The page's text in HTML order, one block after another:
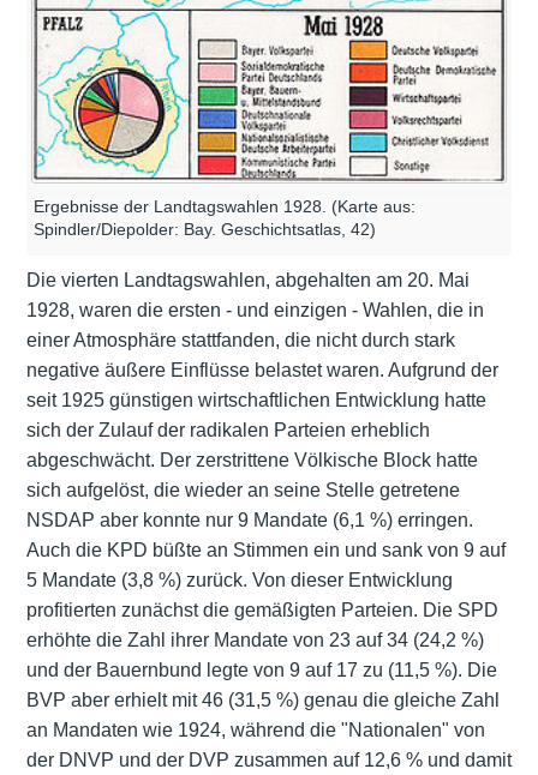
Ergebnisse der Landtagswahlen 1928. (Karte aus:
Spindler/Diepolder: Bay. Geschichtsatlas, 42)
Die vierten Landtagswahlen, abgehalten am 20. Mai
1928, waren die ersten - und einzigen - Wahlen, die in
einer Atmosphäre stattfanden, die nicht durch stark
negative äußere Einflüsse belastet waren. Aufgrund der
seit 1925 günstigen wirtschaftlichen Entwicklung hatte
sich der Zulauf der radikalen Parteien erheblich
abgeschwächt. Der zerstrittene Völkische Block hatte
sich aufgelöst, die wieder an seine Stelle getretene
NSDAP aber konnte nur 9 Mandate (6,1 %) erringen.
Auch die KPD büßte an Stimmen ein und sank von 9 auf
5 Mandate (3,8 %) zurück. Von dieser Entwicklung
profitierten zunächst die gemäßigten Parteien. Die SPD
erhöhte die Zahl ihrer Mandate von 23 auf 34 (24,2 %)
und der Bauernbund legte von 9 auf 17 zu (11,5 %). Die
BVP aber erhielt mit 46 (31,5 %) genau die gleiche Zahl
an Mandaten wie 1924, während die "Nationalen" von
der DNVP und der DVP zusammen auf 12,6 % und damit